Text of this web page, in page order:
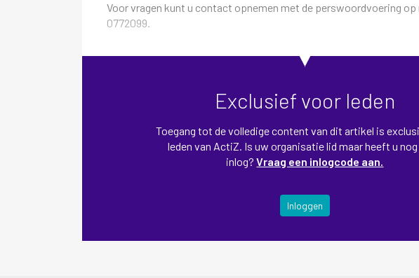
Voor vragen kunt u contact opnemen met de perswoordvoering op
0772099.
Exclusief voor leden
Toegang tot de volledige content van dit artikel is
leden van ActiZ. Is uw organisatie lid maar heeft u nog
inlog?Vraag een inlogcode aan.
Inloggen